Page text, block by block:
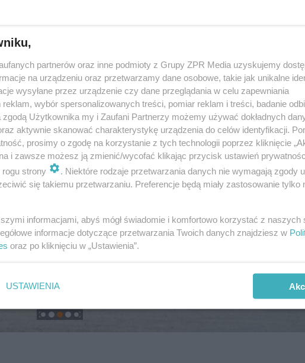
partnerów oraz inne podmioty z Grupy ZPR Media uzyskujemy
na urządzeniu oraz przetwarzamy dane osobowe, takie jak unikalne
wysyłane przez urządzenie czy dane przeglądania w celu zapewniania
wybór spersonalizowanych treści, pomiar reklam i treści, badanie
zgodą Użytkownika my i Zaufani Partnerzy możemy używać dokładnych
aktywnie skanować charakterystykę urządzenia do celów identyfikacji.
prosimy o zgodę na korzystanie z tych technologii poprzez kliknięcie
i zawsze możesz ją zmienić/wycofać klikając przycisk ustawień
strony
. Niektóre rodzaje przetwarzania danych nie wymagają zgody
się takiemu przetwarzaniu. Preferencje będą miały zastosowanie tylko
informacjami, abyś mógł świadomie i komfortowo korzystać z naszych
informacje dotyczące przetwarzania Twoich danych znajdziesz w
oraz po kliknięciu w „Ustawienia”.
USTAWIENIA